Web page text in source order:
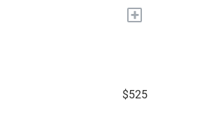
+
$525